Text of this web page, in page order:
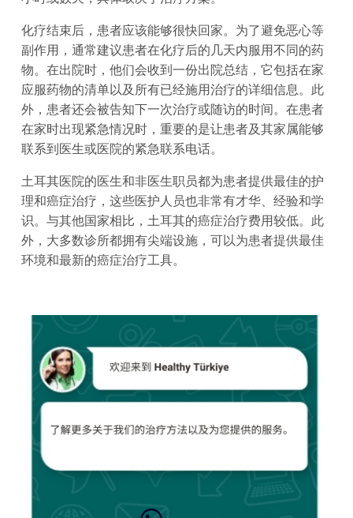
化疗结束后，患者应该能够很快回家。为了避免恶心等
副作用，通常建议患者在化疗后的几天内服用不同的药
物。在出院时，他们会收到一份出院总结，它包括在家
应服药物的清单以及所有已经施用治疗的详细信息。此
外，患者还会被告知下一次治疗或随访的时间。在患者
在家时出现紧急情况时，重要的是让患者及其家属能够
联系到医生或医院的紧急联系电话。
土耳其医院的医生和非医生职员都为患者提供最佳的护
理和癌症治疗，这些医护人员也非常有才华、经验和学
识。与其他国家相比，土耳其的癌症治疗费用较低。此
外，大多数诊所都拥有尖端设施，可以为患者提供最佳
环境和最新的癌症治疗工具。